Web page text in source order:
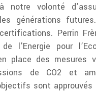
notre volonté
générations
Perrin
de l’Energie pour
place des mesures
de CO2 et
sont